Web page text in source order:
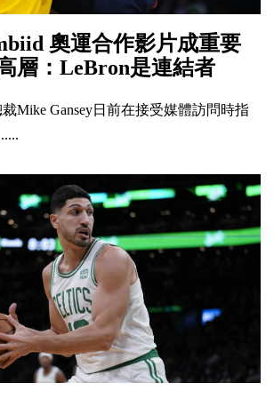
奧運合作影片成重要
層：LeBron是連結者
Mike Gansey日前在接受媒體訪問時指